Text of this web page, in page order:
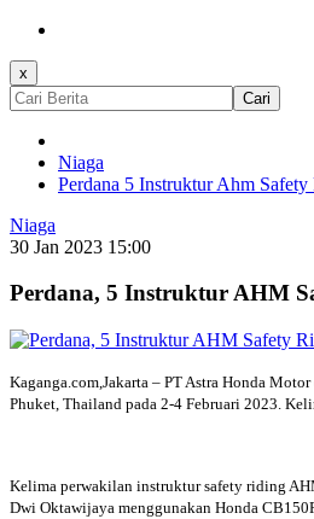
x
Cari
Niaga
Perdana 5 Instruktur Ahm
Niaga
30 Jan 2023 15:00
Perdana, 5 Instruktur AHM
Kaganga.com,Jakarta – PT Astra Honda
Phuket, Thailand pada 2-4 Februari 2023.
Kelima perwakilan instruktur safety riding
Dwi Oktawijaya menggunakan Honda